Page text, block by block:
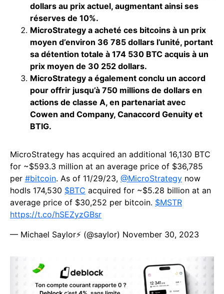
dollars au prix actuel, augmentant ainsi ses
réserves de 10%.
MicroStrategy a acheté ces bitcoins à un prix
moyen d’environ 36 785 dollars l’unité, portant
sa détention totale à 174 530 BTC acquis à un
prix moyen de 30 252 dollars.
MicroStrategy a également conclu un accord
pour offrir jusqu’à 750 millions de dollars en
actions de classe A, en partenariat avec
Cowen and Company, Canaccord Genuity et
BTIG.
MicroStrategy has acquired an additional 16,130 BTC
for ~$593.3 million at an average price of $36,785
per #bitcoin. As of 11/29/23, @MicroStrategy now
hodls 174,530 $BTC acquired for ~$5.28 billion at an
average price of $30,252 per bitcoin. $MSTR
https://t.co/hSEZyzGBsr
— Michael Saylor⚡️ (@saylor) November 30, 2023